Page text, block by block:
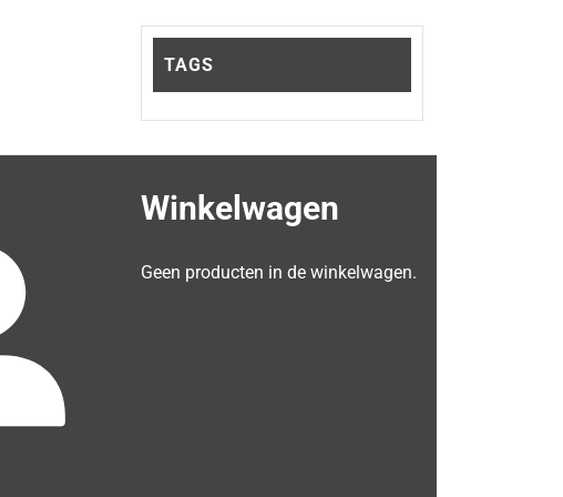
TAGS
Winkelwagen
Geen producten in de winkelwagen.